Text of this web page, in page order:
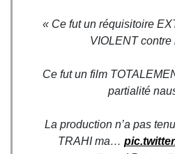
« Ce fut un réquisitoire
VIOLENT contre
Ce fut un film
partialité
La production n’a pas
TRAHI ma…